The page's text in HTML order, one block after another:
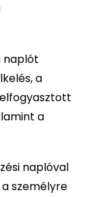
naplót
a
a
naplóval
személyre